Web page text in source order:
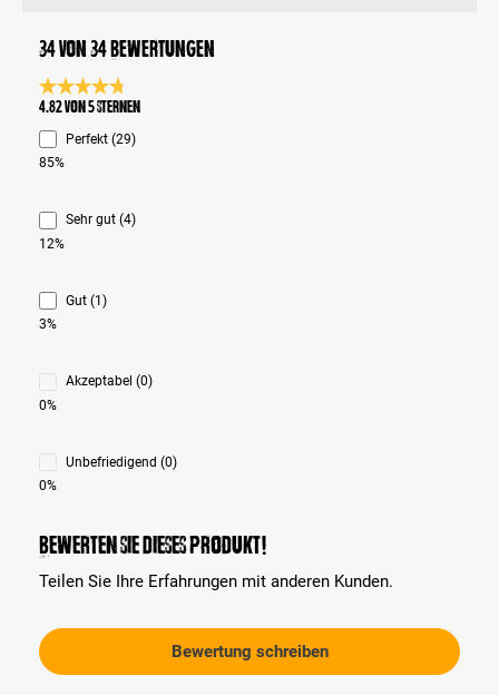
34 von 34 Bewertungen
Durchschnittliche Bewertung 4.8 von 5 Sternen
4.82 von 5 Sternen
Perfekt (29)
85%
Sehr gut (4)
12%
Gut (1)
3%
Akzeptabel (0)
0%
Unbefriedigend (0)
0%
Bewerten Sie dieses Produkt!
Teilen Sie Ihre Erfahrungen mit anderen Kunden.
Bewertung schreiben